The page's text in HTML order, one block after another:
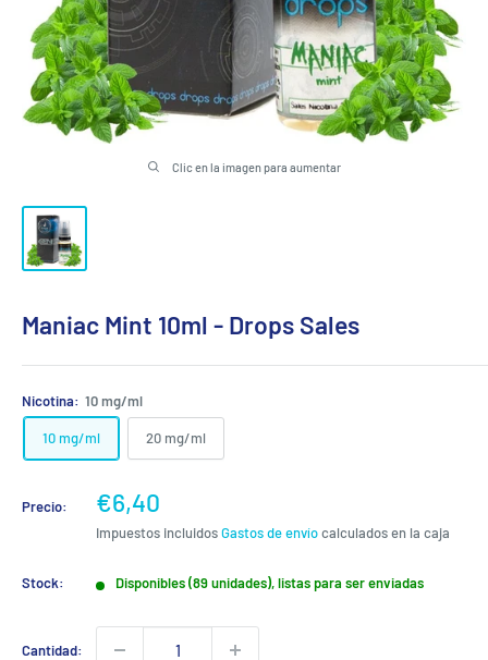
Clic en la imagen para aumentar
Maniac Mint 10ml - Drops Sales
Nicotina: 10 mg/ml
10 mg/ml 20 mg/ml
Precio:
Precio
de
venta
€6,40
Impuestos incluidosGastos de envíocalculados en la caja
Stock: Disponibles (89 unidades), listas para ser enviadas
Cantidad: